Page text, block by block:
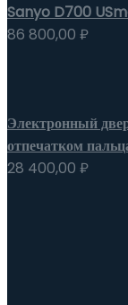
Sanyo D700
86 800,00 ₽
Электронный
отпечатком
28 400,00 ₽